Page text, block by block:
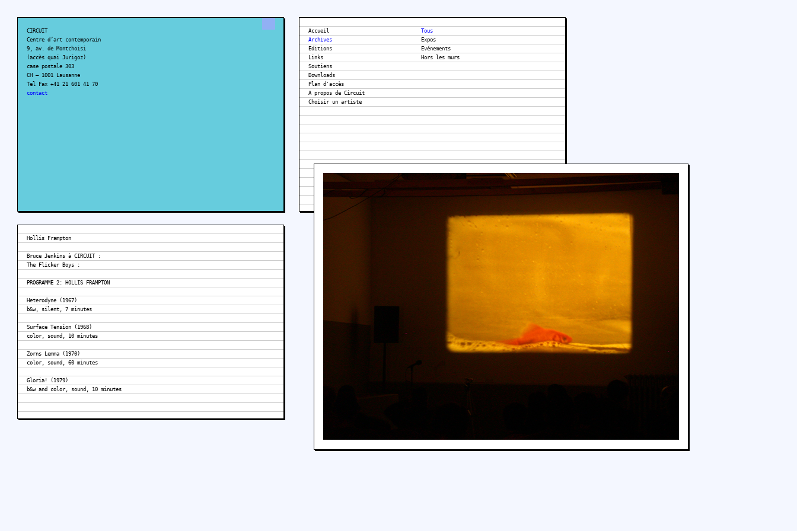
CIRCUIT
Centre d’art contemporain
9, av. de Montchoisi
(accès quai Jurigoz)
case postale 303
CH – 1001 Lausanne
Tel Fax +41 21 601 41 70
contact
Accueil
Archives
Editions
Links
Soutiens
Downloads
Plan d'accès
A propos de Circuit
Tous
Expos
Evénements
Hors les murs
Hollis Frampton
Bruce Jenkins à CIRCUIT :
The Flicker Boys :
PROGRAMME 2: HOLLIS FRAMPTON
Heterodyne (1967)
b&w, silent, 7 minutes
Surface Tension (1968)
color, sound, 10 minutes
Zorns Lemma (1970)
color, sound, 60 minutes
Gloria! (1979)
b&w and color, sound, 10 minutes